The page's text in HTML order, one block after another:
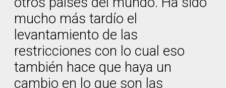
mucho más tardío el
levantamiento de las
restricciones con lo cual eso
también hace que haya un
cambio en lo que son las